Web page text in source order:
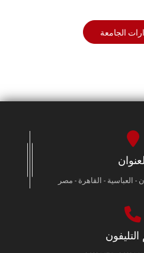
الجامعة
العنوان
- العباسية - القاهرة - مصر